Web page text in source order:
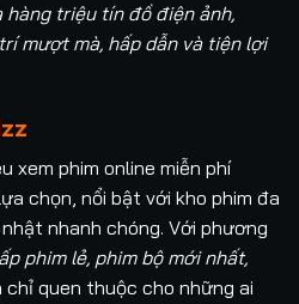
triệu tín đồ điện ảnh,
mượt mà, hấp dẫn và tiện lợi
xem phim online miễn phí
chọn, nổi bật với kho phim đa
nhanh chóng. Với phương
phim lẻ, phim bộ mới nhất,
chỉ quen thuộc cho những ai